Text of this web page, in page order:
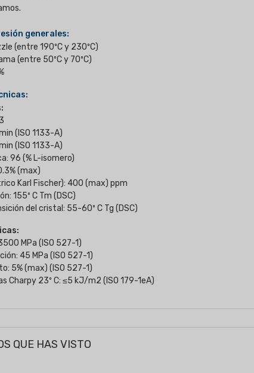
generales:
(entre 190ºC y 230ºC)
(entre 50ºC y 70ºC)
(ISO 1133-A)
(ISO 1133-A)
96 (% L-isomero)
(max)
Karl Fischer): 400 (max) ppm
155º C Tm (DSC)
del cristal: 55-60º C Tg (DSC)
MPa (ISO 527-1)
45 MPa (ISO 527-1)
5% (max) (ISO 527-1)
Charpy 23º C: ≤5 kJ/m2 (ISO 179-1eA)
QUE HAS VISTO